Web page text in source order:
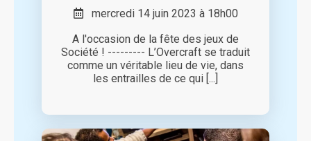
mercredi 14 juin 2023 à 18h00
A l'occasion de la fête des jeux de
Société ! --------- L’Overcraft se traduit
comme un véritable lieu de vie, dans
les entrailles de ce qui [...]